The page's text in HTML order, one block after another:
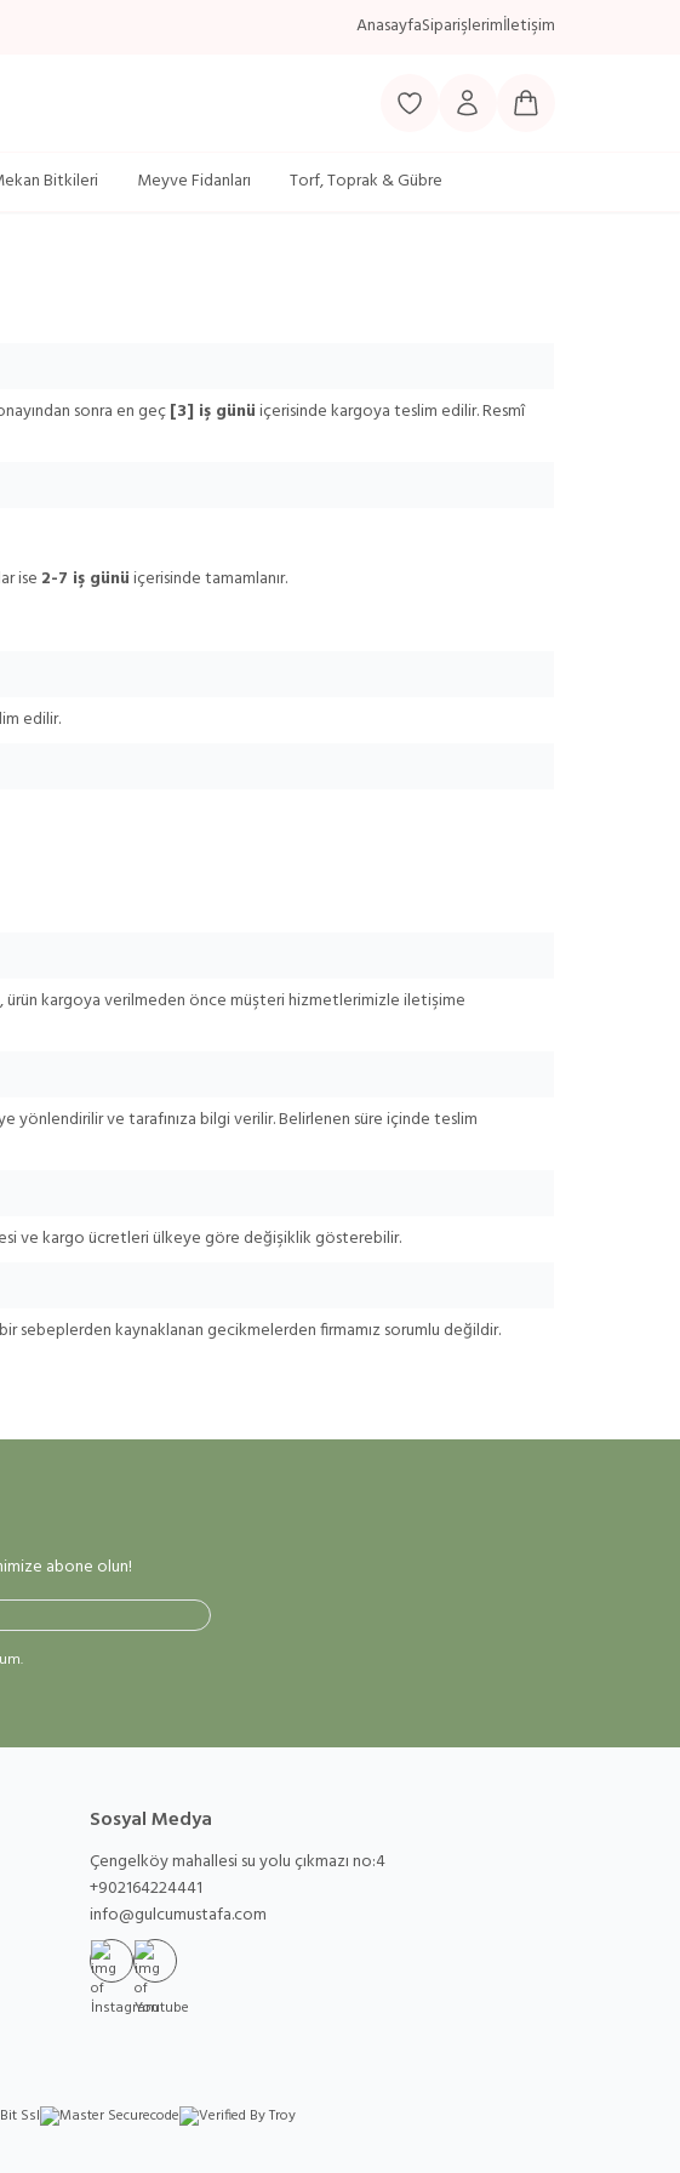
AnasayfaSiparişlerimİletişim
FavorilerimHesabımSepetim
Bitkileri Meyve Fidanları Torf, Toprak & Gübre
sonra en geç[3] iş günüiçerisinde kargoya teslim edilir. Resmî
ise 2-7 iş günüiçerisinde tamamlanır.
edilir.
kargoya verilmeden önce müşteri hizmetlerimizle iletişime
yönlendirilir ve tarafınıza bilgi verilir. Belirlenen süre içinde teslim
ve kargo ücretleri ülkeye göre değişiklik gösterebilir.
sebeplerden kaynaklanan gecikmelerden firmamız sorumlu değildir.
abone olun!
Sosyal Medya
Çengelköy mahallesi su yolu çıkmazı no:4
+902164224441
info@gulcumustafa.com
İnstagramYoutube